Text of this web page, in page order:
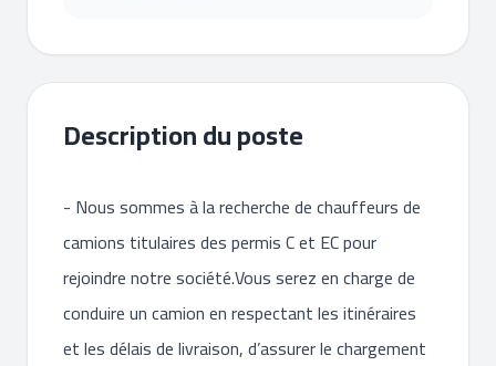
Description du poste
- Nous sommes à la recherche de chauffeurs de
camions titulaires des permis C et EC pour
rejoindre notre société.Vous serez en charge de
conduire un camion en respectant les itinéraires
et les délais de livraison, d’assurer le chargement